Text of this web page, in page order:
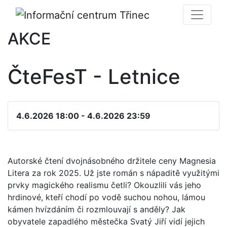
AKCE
ČteFesT - Letnice
4.6.2026 18:00 - 4.6.2026 23:59
Autorské čtení dvojnásobného držitele ceny Magnesia
Litera za rok 2025. Už jste román s nápaditě využitými
prvky magického realismu četli? Okouzlili vás jeho
hrdinové, kteří chodí po vodě suchou nohou, lámou
kámen hvízdáním či rozmlouvají s anděly? Jak
obyvatele zapadlého městečka Svatý Jiří vidí jejich